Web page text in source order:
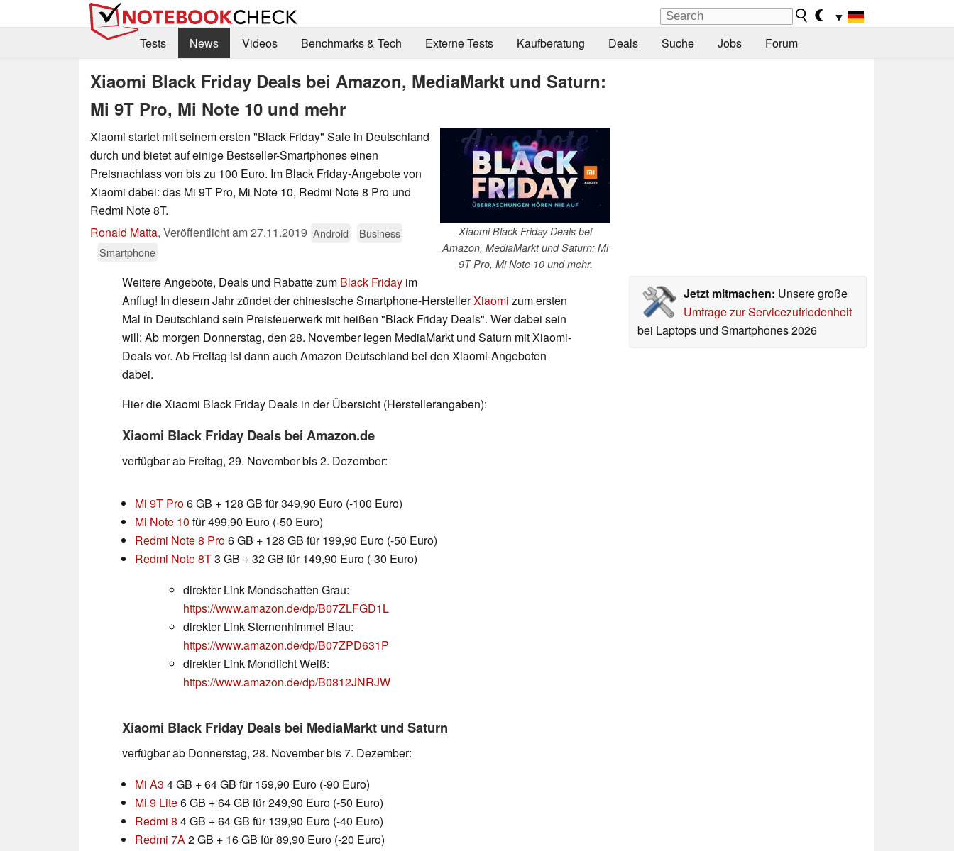
▼
Tests
News Videos Benchmarks & Tech Externe Tests Kaufberatung Deals Suche Jobs Forum
Xiaomi Black Friday Deals bei Amazon, MediaMarkt und Saturn:
Mi 9T Pro, Mi Note 10 und mehr
Xiaomi Black Friday Deals bei
Amazon, MediaMarkt und Saturn: Mi
9T Pro, Mi Note 10 und mehr.
Xiaomi startet mit seinem ersten "Black Friday" Sale in Deutschland
durch und bietet auf einige Bestseller-Smartphones einen
Preisnachlass von bis zu 100 Euro. Im Black Friday-Angebote von
Xiaomi dabei: das Mi 9T Pro, Mi Note 10, Redmi Note 8 Pro und
Redmi Note 8T.
Ronald Matta, Veröffentlicht am27.11.2019 Android
Business
Smartphone
Jetzt mitmachen: Unsere große
Umfrage zur Servicezufriedenheit
bei Laptops und Smartphones 2026
Weitere Angebote, Deals und Rabatte zum Black Friday im
Anflug! In diesem Jahr zündet der chinesische Smartphone-HerstellerXiaomi zum ersten
Mal in Deutschland sein Preisfeuerwerk mit heißen "Black Friday Deals". Wer dabei sein
will: Ab morgen Donnerstag, den 28. November legen MediaMarkt und Saturn mit Xiaomi-
Deals vor. Ab Freitag ist dann auch Amazon Deutschland bei den Xiaomi-Angeboten
dabei.
Hier die Xiaomi Black Friday Deals in der Übersicht (Herstellerangaben):
Xiaomi Black Friday Deals bei Amazon.de
verfügbar ab Freitag, 29. November bis 2. Dezember:
Mi 9T Pro6 GB + 128 GB für 349,90 Euro (-100 Euro)
Mi Note 10 für 499,90 Euro (-50 Euro)
Redmi Note 8 Pro6 GB + 128 GB für 199,90 Euro (-50 Euro)
Redmi Note 8T3 GB + 32 GB für 149,90 Euro (-30 Euro)
direkter Link Mondschatten Grau:
https://www.amazon.de/dp/B07ZLFGD1L
direkter Link Sternenhimmel Blau:
https://www.amazon.de/dp/B07ZPD631P
direkter Link Mondlicht Weiß:
https://www.amazon.de/dp/B0812JNRJW
Xiaomi Black Friday Deals bei MediaMarkt und Saturn
verfügbar ab Donnerstag, 28. November bis 7. Dezember:
Mi A3 4 GB + 64 GB für 159,90 Euro (-90 Euro)
Mi 9 Lite6 GB + 64 GB für 249,90 Euro (-50 Euro)
Redmi 8 4 GB + 64 GB für 139,90 Euro (-40 Euro)
Redmi 7A2 GB + 16 GB für 89,90 Euro (-20 Euro)